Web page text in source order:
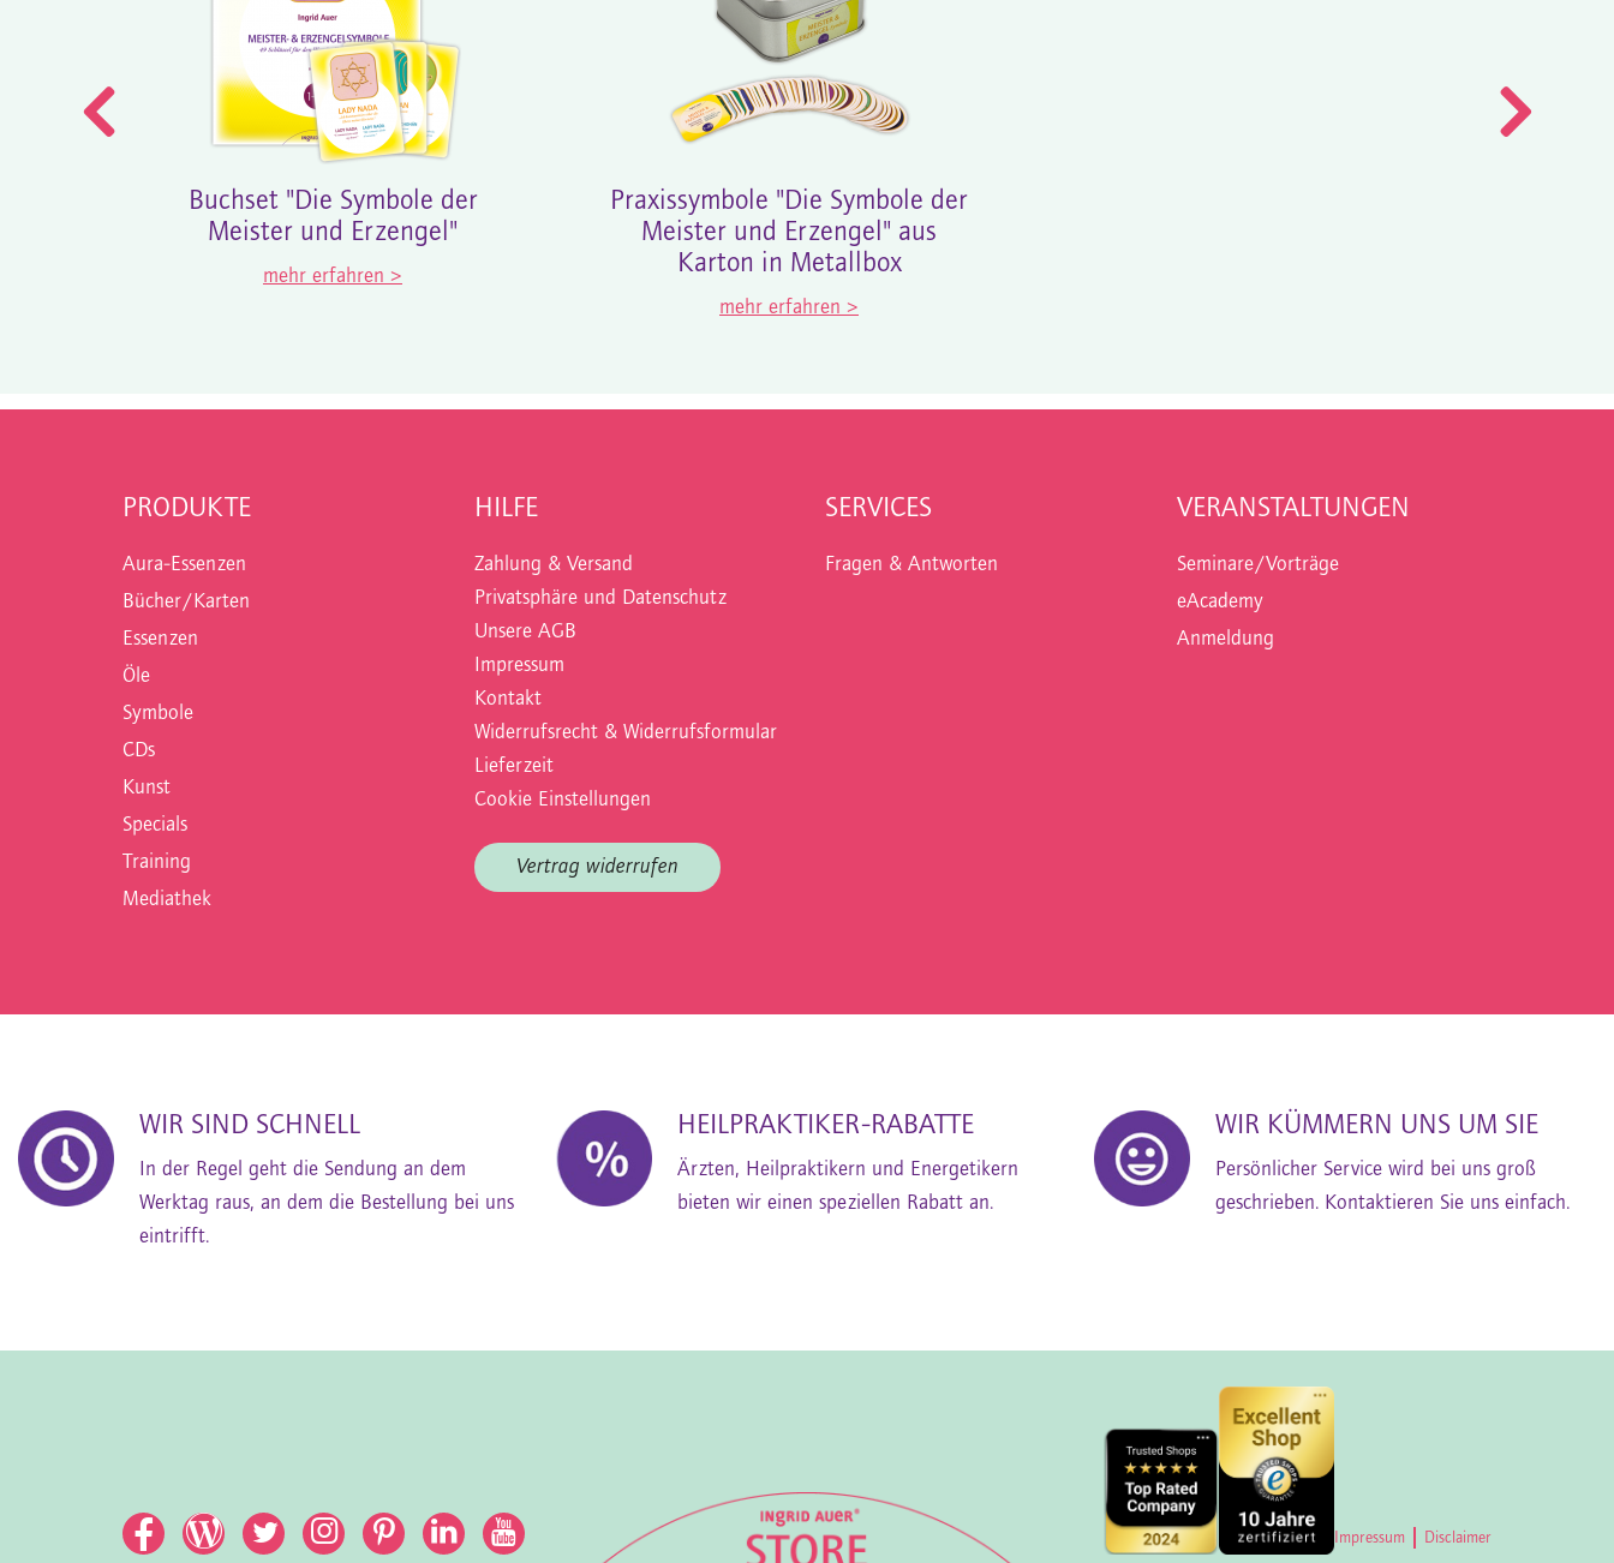
Buchset "Die Symbole der
Meister und Erzengel"
mehr erfahren >
Praxissymbole "Die Symbole der
Meister und Erzengel" aus
Karton in Metallbox
mehr erfahren >
PRODUKTE
Aura-Essenzen
Bücher/Karten
Essenzen
Öle
Symbole
CDs
Kunst
Specials
Training
Mediathek
HILFE
Zahlung & Versand
Privatsphäre und Datenschutz
Unsere AGB
Impressum
Kontakt
Widerrufsrecht & Widerrufsformular
Lieferzeit
Cookie Einstellungen
Vertrag widerrufen
SERVICES
Fragen & Antworten
VERANSTALTUNGEN
Seminare/Vorträge
eAcademy
Anmeldung
WIR SIND SCHNELL
In der Regel geht die Sendung an dem
Werktag raus, an dem die Bestellung bei uns
eintrifft.
HEILPRAKTIKER-RABATTE
Ärzten, Heilpraktikern und Energetikern
bieten wir einen speziellen Rabatt an.
WIR KÜMMERN UNS UM SIE
Persönlicher Service wird bei uns groß
geschrieben. Kontaktieren Sie uns einfach.
Impressum Disclaimer